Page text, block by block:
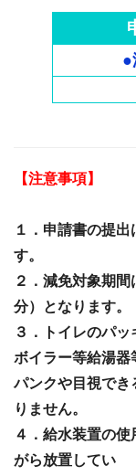
●
【注意事項】
１．申請書の提
す。
２．減免対象期
分）となります
３．トイレのパ
ボイラー等給湯器
パンクや目視でき
りません。
４．給水装置の
がら放置してい